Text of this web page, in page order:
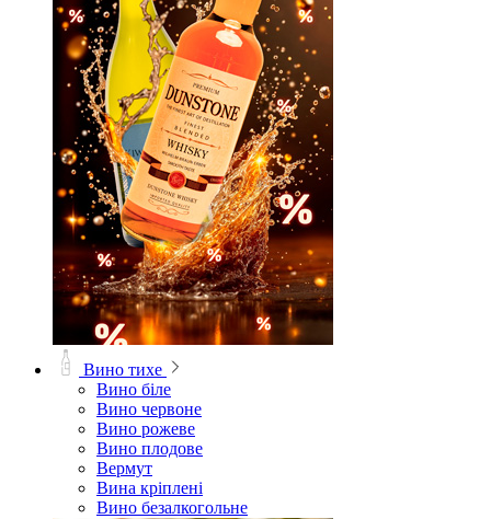
Вино тихе
Вино біле
Вино червоне
Вино рожеве
Вино плодове
Вермут
Вина кріплені
Вино безалкогольне